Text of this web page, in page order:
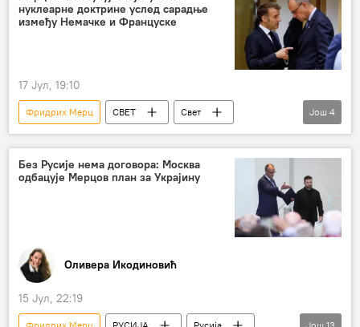
нуклеарне доктрине услед сарадње
између Немачке и Француске
17 Јул, 19:10
Фридрих Мерц СВЕТ
Свет
Европа
Немачка
нуклеарна доктрина
Коалиција вољних
Још 4
Без Русије нема договора: Москва
одбацује Мерцов план за Украјину
Оливера Икодиновић
15 Јул, 22:19